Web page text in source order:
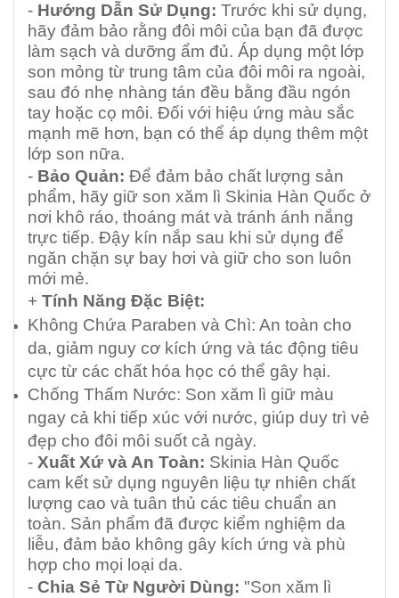
- Hướng Dẫn Sử Dụng: Trước khi sử dụng,
hãy đảm bảo rằng đôi môi của bạn đã được
làm sạch và dưỡng ẩm đủ. Áp dụng một lớp
son mỏng từ trung tâm của đôi môi ra ngoài,
sau đó nhẹ nhàng tán đều bằng đầu ngón
tay hoặc cọ môi. Đối với hiệu ứng màu sắc
mạnh mẽ hơn, bạn có thể áp dụng thêm một
lớp son nữa.
- Bảo Quản: Để đảm bảo chất lượng sản
phẩm, hãy giữ son xăm lì Skinia Hàn Quốc ở
nơi khô ráo, thoáng mát và tránh ánh nắng
trực tiếp. Đậy kín nắp sau khi sử dụng để
ngăn chặn sự bay hơi và giữ cho son luôn
mới mẻ.
+ Tính Năng Đặc Biệt:
Không Chứa Paraben và Chì: An toàn cho
da, giảm nguy cơ kích ứng và tác động tiêu
cực từ các chất hóa học có thể gây hại.
Chống Thấm Nước: Son xăm lì giữ màu
ngay cả khi tiếp xúc với nước, giúp duy trì vẻ
đẹp cho đôi môi suốt cả ngày.
- Xuất Xứ và An Toàn: Skinia Hàn Quốc
cam kết sử dụng nguyên liệu tự nhiên chất
lượng cao và tuân thủ các tiêu chuẩn an
toàn. Sản phẩm đã được kiểm nghiệm da
liễu, đảm bảo không gây kích ứng và phù
hợp cho mọi loại da.
- Chia Sẻ Từ Người Dùng: "Son xăm lì